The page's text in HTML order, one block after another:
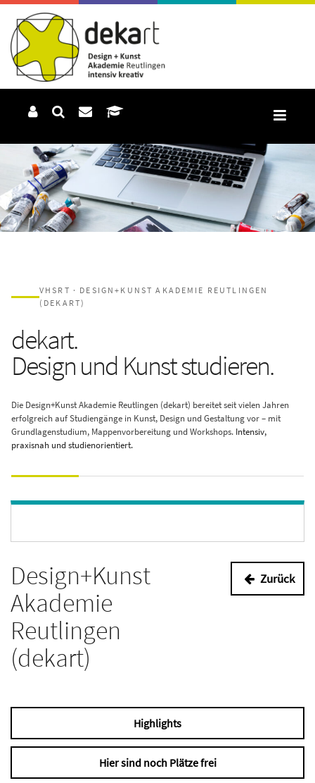
VHSRT · DESIGN+KUNST AKADEMIE REUTLINGEN
(DEKART)
dekart.
Design und Kunst studieren.
Die Design+Kunst Akademie Reutlingen (dekart) bereitet seit vielen Jahren
erfolgreich auf Studiengänge in Kunst, Design und Gestaltung vor – mit
Grundlagenstudium, Mappenvorbereitung und Workshops. Intensiv,
praxisnah und studienorientiert.
Design+Kunst
Akademie
Reutlingen
(dekart)
Zurück
Highlights
Hier sind noch Plätze frei